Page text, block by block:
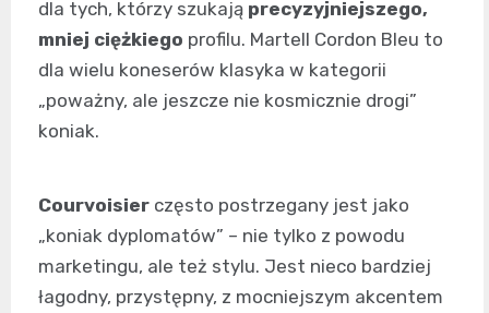
dla tych, którzy szukają precyzyjniejszego,
mniej ciężkiego profilu. Martell Cordon Bleu to
dla wielu koneserów klasyka w kategorii
„poważny, ale jeszcze nie kosmicznie drogi”
koniak.
Courvoisier często postrzegany jest jako
„koniak dyplomatów” – nie tylko z powodu
marketingu, ale też stylu. Jest nieco bardziej
łagodny, przystępny, z mocniejszym akcentem